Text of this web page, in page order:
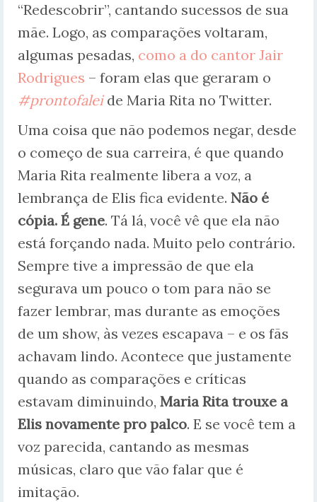
“Redescobrir”, cantando sucessos de sua
mãe. Logo, as comparações voltaram,
algumas pesadas, como a do cantor Jair
Rodrigues – foram elas que geraram o
#prontofaleide Maria Rita no Twitter.
Uma coisa que não podemos negar, desde
o começo de sua carreira, é que quando
Maria Rita realmente libera a voz, a
lembrança de Elis fica evidente. Não é
cópia. É gene. Tá lá, você vê que ela não
está forçando nada. Muito pelo contrário.
Sempre tive a impressão de que ela
segurava um pouco o tom para não se
fazer lembrar, mas durante as emoções
de um show, às vezes escapava – e os fãs
achavam lindo. Acontece que justamente
quando as comparações e críticas
estavam diminuindo, Maria Rita trouxe a
Elis novamente pro palco. E se você tem a
voz parecida, cantando as mesmas
músicas, claro que vão falar que é
imitação.